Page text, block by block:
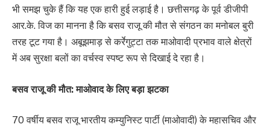
भी समझ चुके हैं कि यह एक हारी हुई लड़ाई है। छत्तीसगढ़ के पूर्व डीजीपी
आर.के. विज का मानना है कि बसव राजू की मौत से संगठन का मनोबल बुरी
तरह टूट गया है। अबूझमाड़ से कर्रेगुट्टा तक माओवादी प्रभाव वाले क्षेत्रों
में अब सुरक्षा बलों का वर्चस्व स्पष्ट रूप से दिखाई दे रहा है।
बसव राजू की मौत: माओवाद के लिए बड़ा झटका
70 वर्षीय बसव राजू भारतीय कम्युनिस्ट पार्टी (माओवादी) के महासचिव और